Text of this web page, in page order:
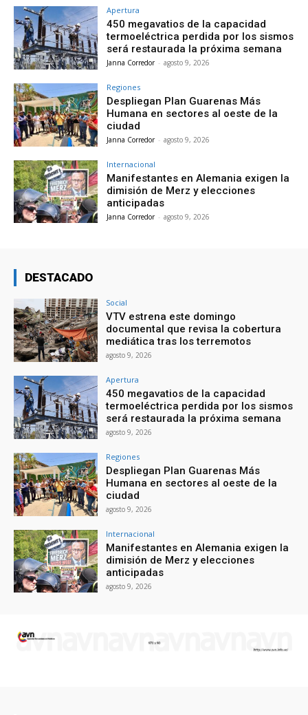
Apertura
450 megavatios de la capacidad
termoeléctrica perdida por los sismos
será restaurada la próxima semana
Janna Corredor - agosto 9, 2026
Regiones
Despliegan Plan Guarenas Más
Humana en sectores al oeste de la
ciudad
Janna Corredor - agosto 9, 2026
Internacional
Manifestantes en Alemania exigen la
dimisión de Merz y elecciones
anticipadas
Janna Corredor - agosto 9, 2026
DESTACADO
Social
VTV estrena este domingo
documental que revisa la cobertura
mediática tras los terremotos
agosto 9, 2026
Apertura
450 megavatios de la capacidad
termoeléctrica perdida por los sismos
será restaurada la próxima semana
agosto 9, 2026
Regiones
Despliegan Plan Guarenas Más
Humana en sectores al oeste de la
ciudad
agosto 9, 2026
Internacional
Manifestantes en Alemania exigen la
dimisión de Merz y elecciones
anticipadas
agosto 9, 2026